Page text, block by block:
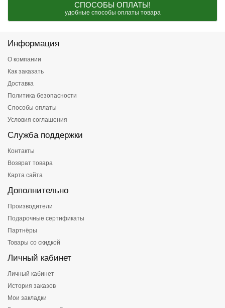
СПОСОБЫ ОПЛАТЫ!
удобные способы оплаты товара
Информация
О компании
Как заказать
Доставка
Политика безопасности
Способы оплаты
Условия соглашения
Служба поддержки
Контакты
Возврат товара
Карта сайта
Дополнительно
Производители
Подарочные сертификаты
Партнёры
Товары со скидкой
Личный кабинет
Личный кабинет
История заказов
Мои закладки